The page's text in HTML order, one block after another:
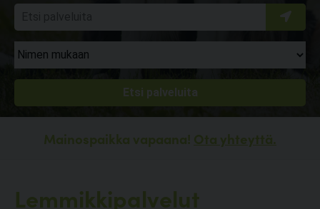
Mainospaikka vapaana! Ota yhteyttä.
Lemmikkipalvelut